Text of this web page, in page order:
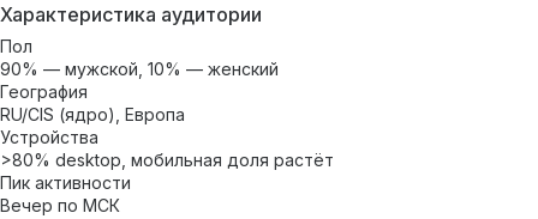
Характеристика аудитории
Пол
90% — мужской, 10% — женский
География
RU/CIS (ядро), Европа
Устройства
>80% desktop, мобильная доля растёт
Пик активности
Вечер по МСК